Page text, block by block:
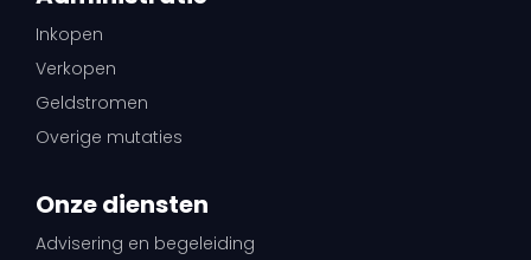
Inkopen
Verkopen
Geldstromen
Overige mutaties
Onze diensten
Advisering en begeleiding